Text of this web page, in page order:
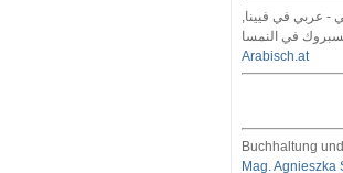
- عربي في فيينا,
في النمسا
Arabisch.at
Buchhaltung
Mag. Agnieszka